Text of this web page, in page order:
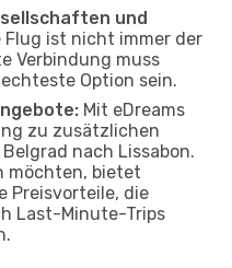
und
Flug ist nicht immer der
Verbindung muss
Option sein.
Mit eDreams
zu zusätzlichen
nach Lissabon.
möchten, bietet
Preisvorteile, die
Last-Minute-Trips